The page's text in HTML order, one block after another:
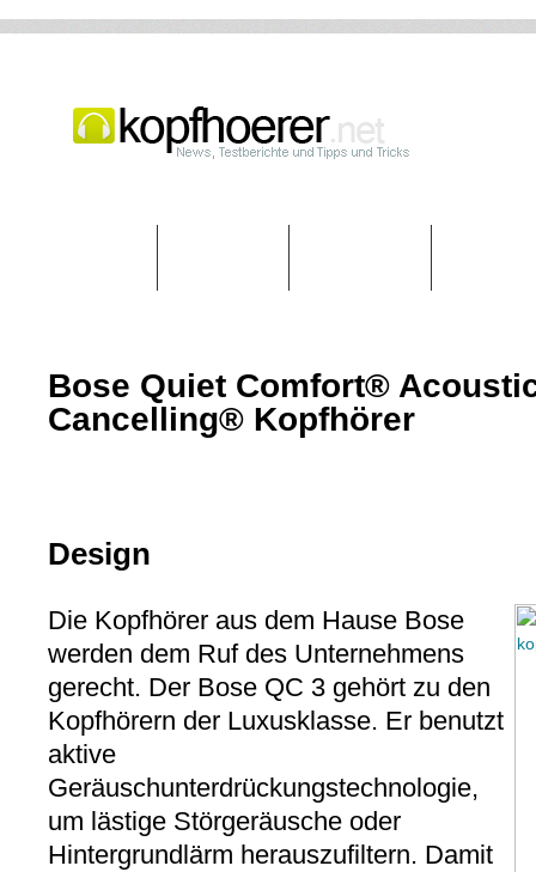
Bose Quiet Comfort®
Cancelling® Kopfhörer
Design
Die Kopfhörer aus dem Hause Bose
werden dem Ruf des Unternehmens
gerecht. Der Bose QC 3 gehört zu den
Kopfhörern der Luxusklasse. Er benutzt
aktive
Geräuschunterdrückungstechnologie,
um lästige Störgeräusche oder
Hintergrundlärm herauszufiltern. Damit